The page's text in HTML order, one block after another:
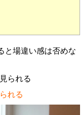
と場違い感は否めな
れる